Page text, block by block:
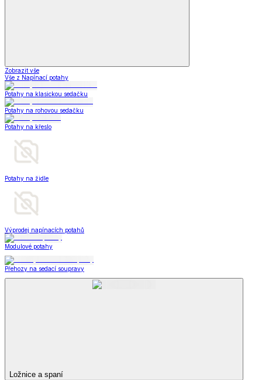
Zobrazit vše
Vše z Napínací potahy
Potahy na klasickou sedačku
Potahy na rohovou sedačku
Potahy na křeslo
Potahy na židle
Výprodej napínacích potahů
Modulové potahy
Přehozy na sedací soupravy
Ložnice a spaní